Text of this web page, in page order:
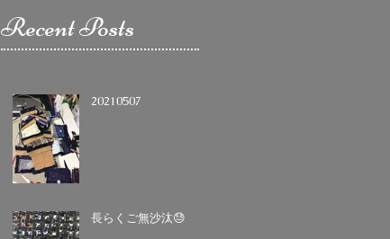
Recent Posts
20210507
長らくご無沙汰😓